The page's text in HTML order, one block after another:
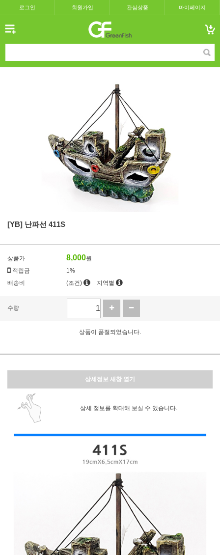
로그인 회원가입 관심상품 마이페이지
[YB] 난파선 411S
상품가 8,000원
적립금
1%
배송비
(조건) 지역별
수량
상품이 품절되었습니다.
상세정보 새창 열기
상세 정보를 확대해 보실 수 있습니다.